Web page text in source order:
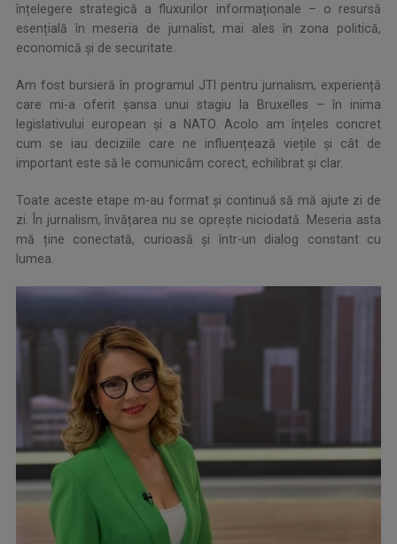
înțelegere strategică a fluxurilor informaționale – o resursă
esențială în meseria de jurnalist, mai ales în zona politică,
economică și de securitate.
Am fost bursieră în programul JTI pentru jurnalism, experiență
care mi-a oferit șansa unui stagiu la Bruxelles – în inima
legislativului european și a NATO. Acolo am înțeles concret
cum se iau deciziile care ne influențează viețile și cât de
important este să le comunicăm corect, echilibrat și clar.
Toate aceste etape m-au format și continuă să mă ajute zi de
zi. În jurnalism, învățarea nu se oprește niciodată. Meseria asta
mă ține conectată, curioasă și într-un dialog constant cu
lumea.